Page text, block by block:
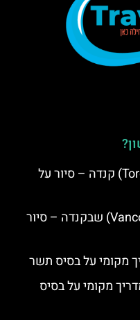
סיורים חינמיים בטורונטו (Toronto) קנדה – סיור על
סיורים חינמיים בונקובר (Vancouver) שבקנדה – סיור
מקומי על בסיס תשר
מקומי על בסיס